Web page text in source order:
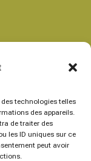
technologies telles
des appareils.
de traiter des
les ID uniques sur ce
peut avoir